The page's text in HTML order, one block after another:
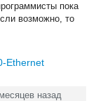
пока
возможно, то
Ethernet
назад